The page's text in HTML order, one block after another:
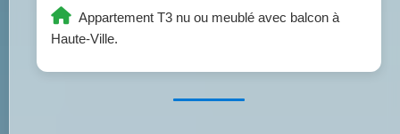
Appartement T3 nu ou meublé avec balcon à
Haute-Ville.